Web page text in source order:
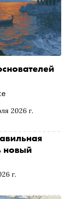
2026 г.
г.
новый